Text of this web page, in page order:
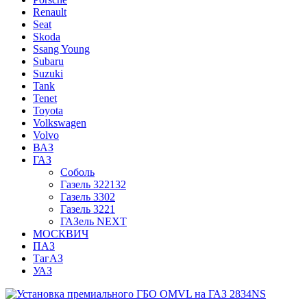
Renault
Seat
Skoda
Ssang Young
Subaru
Suzuki
Tank
Tenet
Toyota
Volkswagen
Volvo
ВАЗ
ГАЗ
Соболь
Газель 322132
Газель 3302
Газель 3221
ГАЗель NEXT
МОСКВИЧ
ПАЗ
ТагАЗ
УАЗ